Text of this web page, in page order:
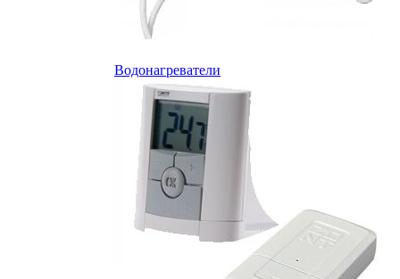
Водонагреватели